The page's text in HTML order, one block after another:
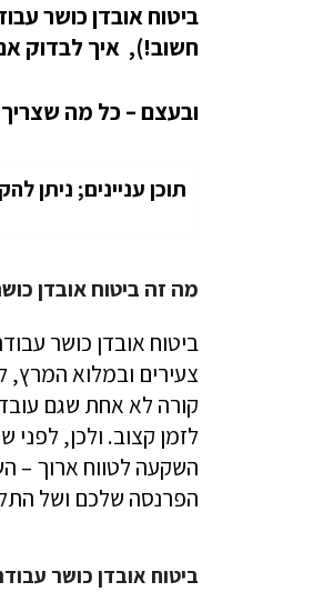
ביטוח אובדן כושר
חשוב!), איך לבדוק
ובעצם – כל מה
תוכן עניינים; ניתן
מה זה ביטוח אובדן
ביטוח אובדן כושר
צעירים ובמלוא
קורה לא אחת שגם
לזמן קצוב. ולכן,
השקעה לטווח ארוך –
הפרנסה שלכם ושל
ביטוח אובדן כושר